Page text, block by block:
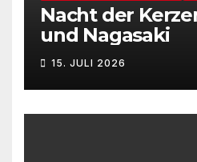
Nacht der
und Nagasaki
15. JULI 2026